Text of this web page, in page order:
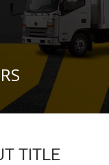
TITLE